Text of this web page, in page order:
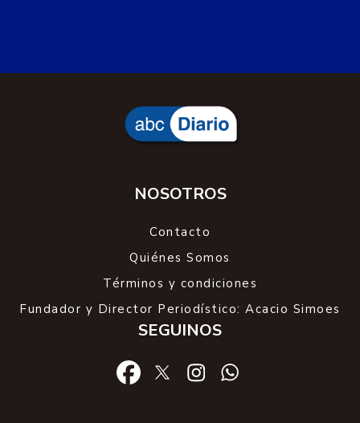
NOSOTROS
Contacto
Quiénes Somos
Términos y condiciones
Fundador y Director Periodístico: Acacio Simoes
SEGUINOS